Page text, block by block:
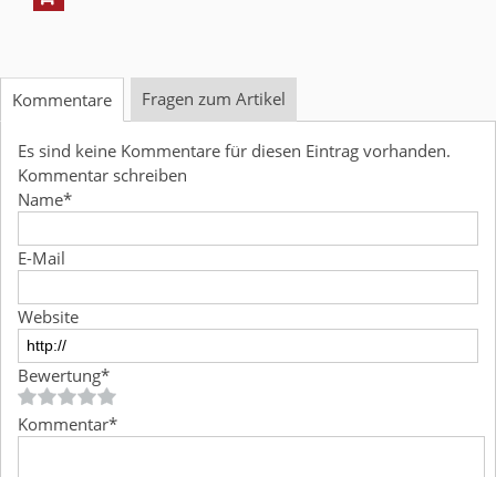
Kommentare Fragen zum Artikel
Es sind keine Kommentare für diesen Eintrag vorhanden.
Kommentar schreiben
Name*
E-Mail
Website
Bewertung*
Kommentar*